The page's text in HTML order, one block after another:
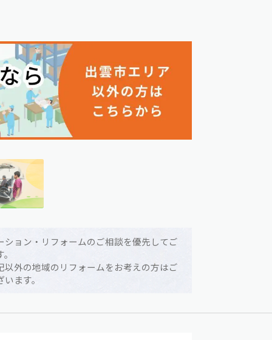
ョン・リフォームのご相談を優先してご
外の地域のリフォームをお考えの方はご
ます。